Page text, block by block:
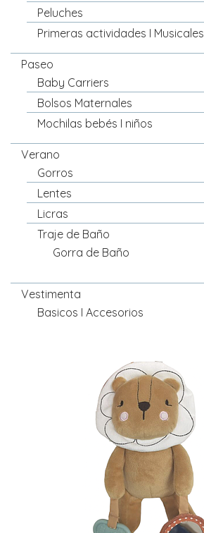
Peluches
Primeras actividades I Musicales
Paseo
Baby Carriers
Bolsos Maternales
Mochilas bebés I niños
Verano
Gorros
Lentes
Licras
Traje de Baño
Gorra de Baño
Vestimenta
Basicos I Accesorios